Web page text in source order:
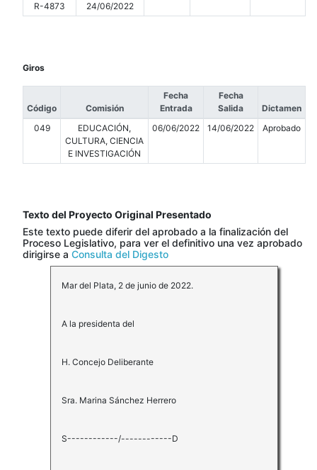
R-4873
24/06/2022
Giros
Código Comisión
Fecha
Entrada
Fecha
Salida
Dictamen
049
EDUCACIÓN,
CULTURA, CIENCIA
E INVESTIGACIÓN
06/06/2022 14/06/2022 Aprobado
Texto del Proyecto Original Presentado
Este texto puede diferir del aprobado a la finalización del
Proceso Legislativo, para ver el definitivo una vez aprobado
dirigirse a Consulta del Digesto
Mar del Plata, 2 de junio de 2022.
A la presidenta del
H. Concejo Deliberante
Sra. Marina Sánchez Herrero
S------------/------------D